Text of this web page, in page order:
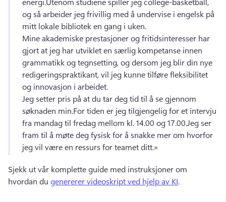
og så arbeider jeg frivillig med å undervise i engelsk på
mitt lokale bibliotek en gang i uken.
Mine akademiske prestasjoner og fritidsinteresser har
gjort at jeg har utviklet en særlig kompetanse innen
grammatikk og tegnsetting, og dersom jeg blir din nye
redigeringspraktikant, vil jeg kunne tilføre fleksibilitet
og innovasjon i arbeidet.
Jeg setter pris på at du tar deg tid til å se gjennom
søknaden min.For tiden er jeg tilgjengelig for et intervju
fra mandag til fredag ​​mellom kl. 14.00 og 17.00.Jeg ser
fram til å møte deg fysisk for å snakke mer om hvorfor
jeg vil være en ressurs for teamet ditt.»
Sjekk ut vår komplette guide med instruksjoner om
hvordan du genererer videoskript ved hjelp av KI.